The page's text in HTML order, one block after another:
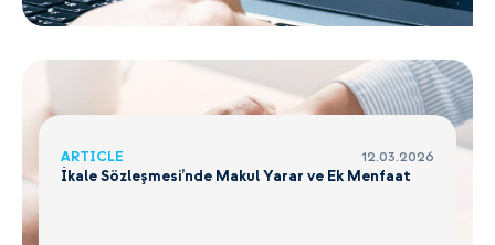
ARTICLE 12.03.2026
İkale Sözleşmesi’nde Makul Yarar ve Ek Menfaat